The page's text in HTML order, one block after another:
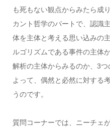
も死もない観点からみたら成
カント哲学のパートで、認識
体を主体と考える思い込みの
ルゴリズムである事件の主体
解析の主体からみるのか、3
よって、偶然と必然に対する
うのです。
質問コーナーでは、ニーチェ